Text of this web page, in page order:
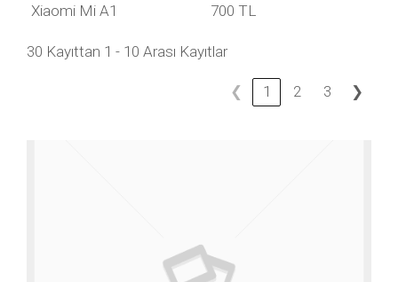
Xiaomi Mi A1
700 TL
30 Kayıttan 1 - 10 Arası Kayıtlar
❮ 1 2 3 ❯